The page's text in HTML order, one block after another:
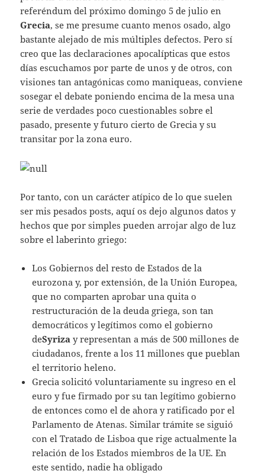
referéndum del próximo domingo 5 de julio en
Grecia, se me presume cuanto menos osado, algo
bastante alejado de mis múltiples defectos. Pero sí
creo que las declaraciones apocalípticas que estos
días escuchamos por parte de unos y de otros, con
visiones tan antagónicas como maniqueas, conviene
sosegar el debate poniendo encima de la mesa una
serie de verdades poco cuestionables sobre el
pasado, presente y futuro cierto de Grecia y su
transitar por la zona euro.
Por tanto, con un carácter atípico de lo que suelen
ser mis pesados posts, aquí os dejo algunos datos y
hechos que por simples pueden arrojar algo de luz
sobre el laberinto griego:
Los Gobiernos del resto de Estados de la
eurozona y, por extensión, de la Unión Europea,
que no comparten aprobar una quita o
restructuración de la deuda griega, son tan
democráticos y legítimos como el gobierno
deSyriza y representan a más de 500 millones de
ciudadanos, frente a los 11 millones que pueblan
el territorio heleno.
Grecia solicitó voluntariamente su ingreso en el
euro y fue firmado por su tan legítimo gobierno
de entonces como el de ahora y ratificado por el
Parlamento de Atenas. Similar trámite se siguió
con el Tratado de Lisboa que rige actualmente la
relación de los Estados miembros de la UE. En
este sentido, nadie ha obligado